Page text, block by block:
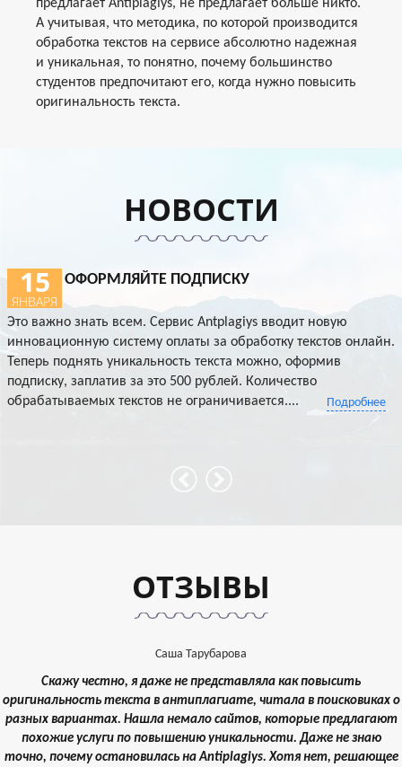
предлагает Antiplagiys, не предлагает больше никто.
А учитывая, что методика, по которой производится
обработка текстов на сервисе абсолютно надежная
и уникальная, то понятно, почему большинство
студентов предпочитают его, когда нужно повысить
оригинальность текста.
НОВОСТИ
15
ЯНВАРЯ
ОФОРМЛЯЙТЕ ПОДПИСКУ
Это важно знать всем. Сервис Antplagiys вводит новую
инновационную систему оплаты за обработку текстов онлайн.
Теперь поднять уникальность текста можно, оформив
подписку, заплатив за это 500 рублей. Количество
обрабатываемых текстов не ограничивается....
Подробнее
ОТЗЫВЫ
Саша Тарубарова
Скажу честно, я даже не представляла как повысить
оригинальность текста в антиплагиате, читала в поисковиках о
разных вариантах. Нашла немало сайтов, которые предлагают
похожие услуги по повышению уникальности. Даже не знаю
точно, почему остановилась на Antiplagiys. Хотя нет, решающее